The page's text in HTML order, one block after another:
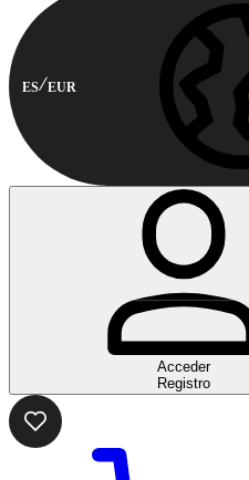
ES EUR
Acceder
Registro